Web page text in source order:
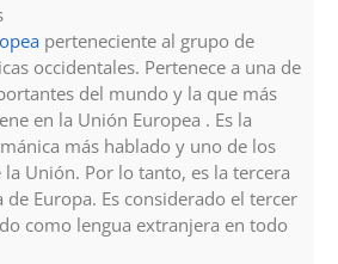
perteneciente al grupo de
occidentales. Pertenece a una de
del mundo​ y la que más
en la Unión Europea . Es la
más hablado y uno de los
Unión. Por lo tanto, es la tercera
de Europa. Es considerado el tercer
como lengua extranjera en todo